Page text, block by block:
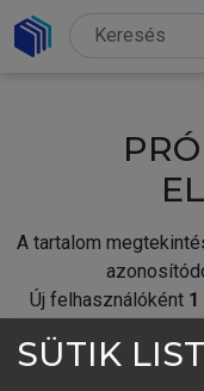
A tartalom
Új felhasználóként
SÜTIK